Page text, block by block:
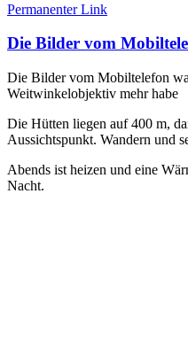
Permanenter Link
Die Bilder vom
Die Bilder vom Mobiltelefon
Weitwinkelobjektiv mehr habe
Die Hütten liegen auf 400 m,
Aussichtspunkt. Wandern und
Abends ist heizen und eine
Nacht.